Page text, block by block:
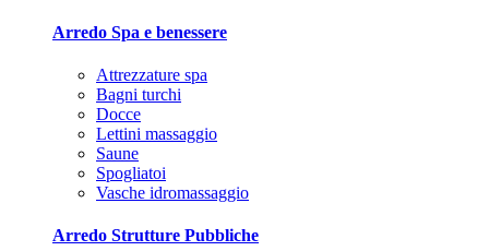
Arredo Spa e benessere
Attrezzature spa
Bagni turchi
Docce
Lettini massaggio
Saune
Spogliatoi
Vasche idromassaggio
Arredo Strutture Pubbliche